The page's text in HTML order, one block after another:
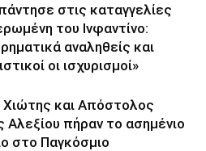
στις καταγγελίες
του Ινφαντίνο:
αναληθείς και
οι ισχυρισμοί»
Χιώτης και Απόστολος
Αλεξίου πήραν το ασημένιο
στο Παγκόσμιο